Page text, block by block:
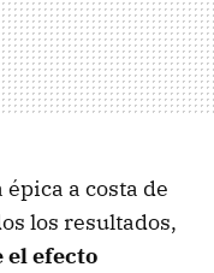
a costa de
los resultados,
el efecto